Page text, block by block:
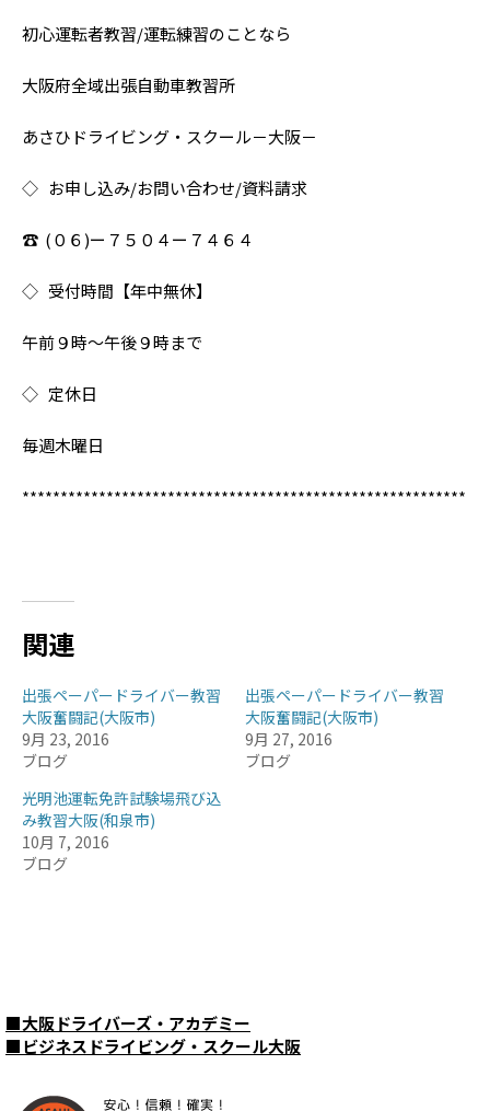
初心運転者教習/運転練習のことなら
大阪府全域出張自動車教習所
あさひドライビング・スクール－大阪－
◇ お申し込み/お問い合わせ/資料請求
☎︎ (０６)ー７５０４ー７４６４
◇ 受付時間【年中無休】
午前９時〜午後９時まで
◇ 定休日
毎週木曜日
**********************************************************
関連
出張ペーパードライバー教習
大阪奮闘記(大阪市)
9月 23, 2016
ブログ
出張ペーパードライバー教習
大阪奮闘記(大阪市)
9月 27, 2016
ブログ
光明池運転免許試験場飛び込
み教習大阪(和泉市)
10月 7, 2016
ブログ
■大阪ドライバーズ・アカデミー
■ビジネスドライビング・スクール大阪